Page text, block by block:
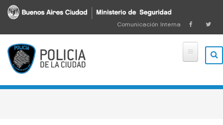
Pasar al contenido principal
Comunicación Interna